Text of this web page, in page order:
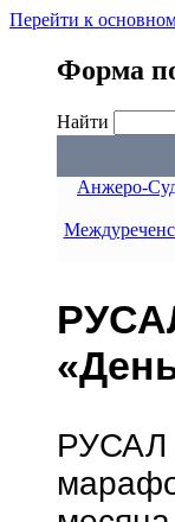
Перейти к
Форма
Найти
Анжеро-
РУСАЛ